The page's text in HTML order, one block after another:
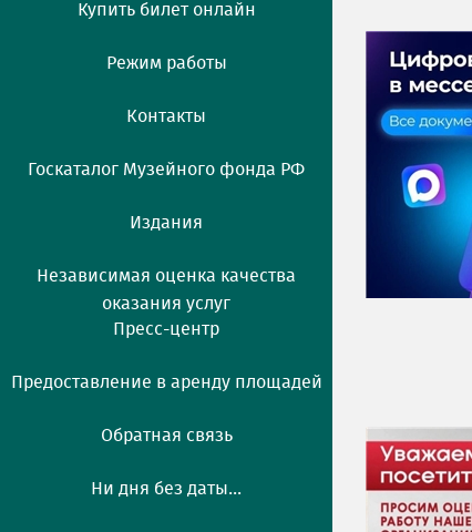
Купить билет онлайн
Режим работы
Контакты
Госкаталог Музейного фонда РФ
Издания
Независимая оценка качества
оказания услуг
Пресс-центр
Предоставление в аренду площадей
Обратная связь
Ни дня без даты...